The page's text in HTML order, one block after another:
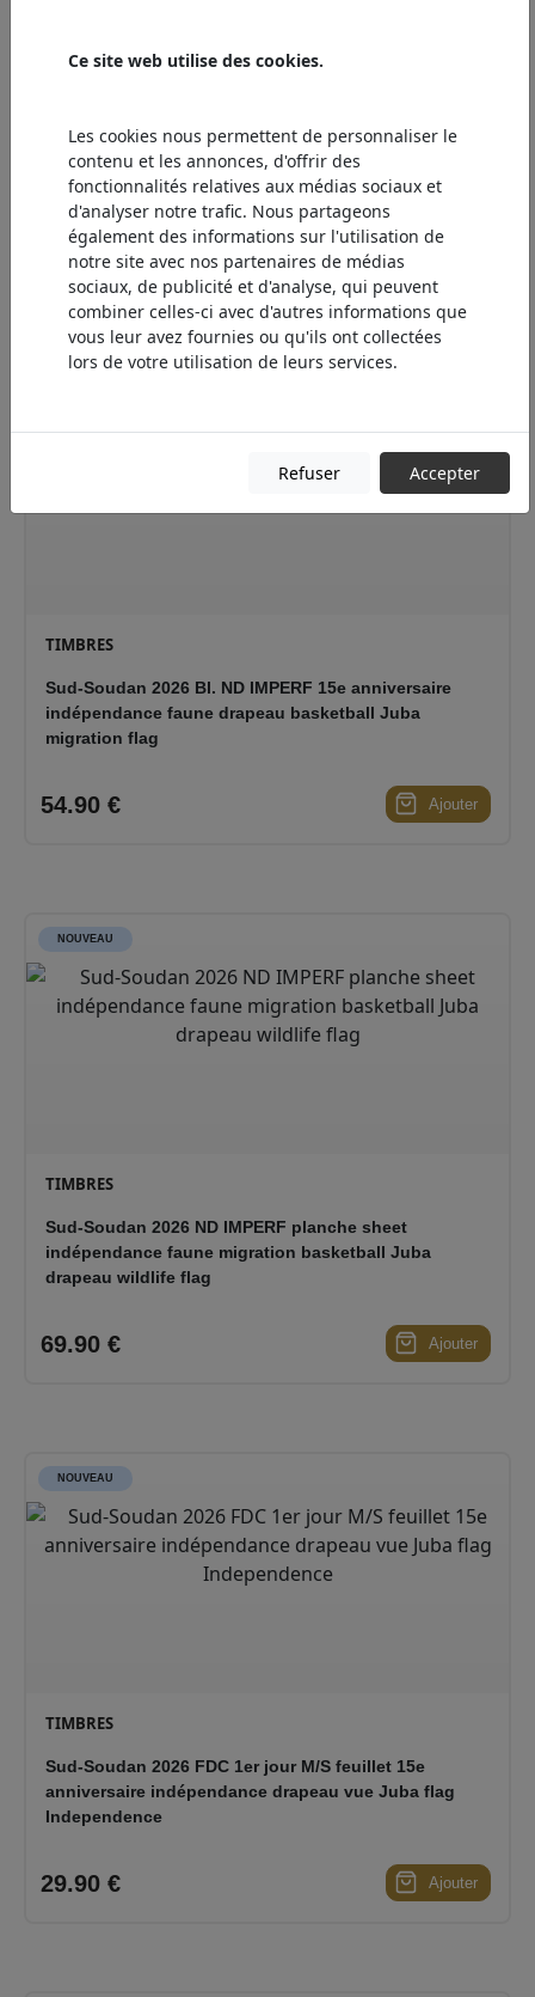
Sud-Soudan 2026 ND IMPERF M/S feuillet
indépendance migration mammifères Boma Badingilo
faune antilopes Wildtiere
49.90 €
TIMBRES
Sud-Soudan 2026 Bl. ND IMPERF 15e anniversaire
indépendance faune drapeau basketball Juba
migration flag
54.90 € Ajouter
NOUVEAU
TIMBRES
Sud-Soudan 2026 ND IMPERF planche sheet
indépendance faune migration basketball Juba
drapeau wildlife flag
69.90 € Ajouter
NOUVEAU
TIMBRES
Sud-Soudan 2026 FDC 1er jour M/S feuillet 15e
anniversaire indépendance drapeau vue Juba flag
Independence
29.90 € Ajouter
Ce site web utilise des cookies.
Les cookies nous permettent de personnaliser le
contenu et les annonces, d'offrir des
fonctionnalités relatives aux médias sociaux et
d'analyser notre trafic. Nous partageons
également des informations sur l'utilisation de
notre site avec nos partenaires de médias
sociaux, de publicité et d'analyse, qui peuvent
combiner celles-ci avec d'autres informations que
vous leur avez fournies ou qu'ils ont collectées
lors de votre utilisation de leurs services.
Refuser Accepter